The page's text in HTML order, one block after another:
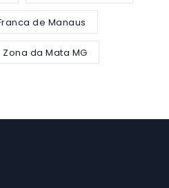
de Manaus
Zona da Mata MG